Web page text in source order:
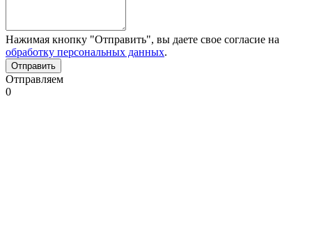
Нажимая кнопку "Отправить", вы даете свое согласие на
обработку персональных данных.
Отправляем
0